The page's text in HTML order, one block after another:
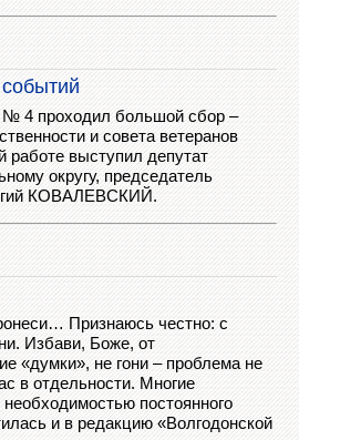
№ 4 проходил большой сбор –
и совета ветеранов
работе выступил депутат
округу, председатель
КОВАЛЕВСКИЙ.
Признаюсь честно: с
Избави, Боже, от
«думки», не гони – проблема не
в отдельности. Многие
постоянного
и в редакцию «Волгодонской